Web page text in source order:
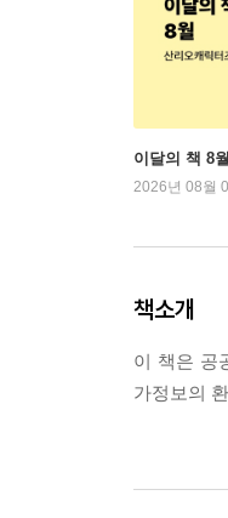
이달의 책 8
2026년 08월
책소개
이 책은 공
가정보의